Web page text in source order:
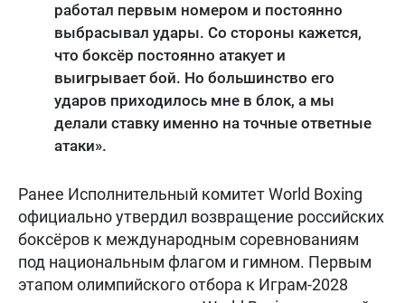
работал первым номером и постоянно
выбрасывал удары. Со стороны кажется,
что боксёр постоянно атакует и
выигрывает бой. Но большинство его
ударов приходилось мне в блок, а мы
делали ставку именно на точные ответные
атаки».
Ранее Исполнительный комитет World Boxing
официально утвердил возвращение российских
боксёров к международным соревнованиям
под национальным флагом и гимном. Первым
этапом олимпийского отбора к Играм-2028